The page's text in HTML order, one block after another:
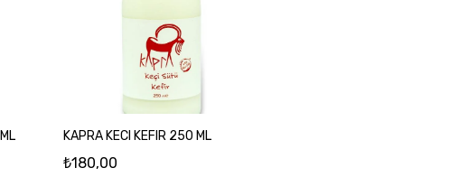
KAPRA KECI KEFIR 250 ML
₺180,00